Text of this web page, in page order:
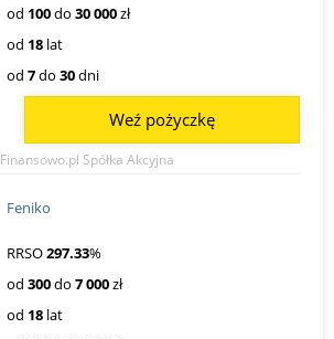
od 100do 30 000zł
od 18 lat
od 7do 30dni
Finansowo.pl Spółka Akcyjna
Weź pożyczkę
Feniko
RRSO297.33%
od 300do 7 000zł
od 18 lat